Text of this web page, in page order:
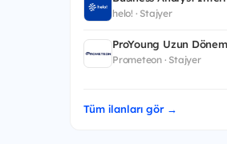
helo! · Stajyer
ProYoung Uzun
Prometeon · Stajyer
Tüm ilanları gör →